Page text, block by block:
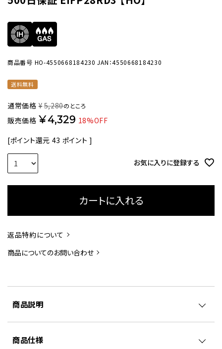
商品番号 HO-4550668184230 JAN：4550668184230
送料無料
通常価格 ¥5,280のところ
販売価格 ¥4,329 18%OFF
[ポイント還元 43 ポイント ]
お気に入りに登録する
カートに入れる
返品特約について
商品についてのお問い合わせ
商品説明
商品仕様